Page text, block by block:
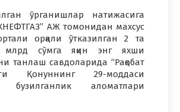
ўрганишлар натижасига
АЖ томонидан махсус
орқали ўтказилган 2 та
сўмга яқин энг яхши
танлаш савдоларида “Рақобат
Қонуннинг 29-моддаси
бузилганлик аломатлари